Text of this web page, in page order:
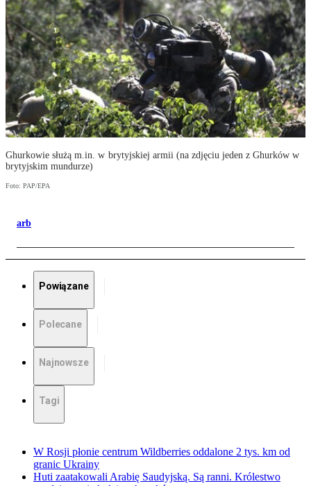
Ghurkowie służą m.in. w brytyjskiej armii (na zdjęciu jeden z Ghurków w
brytyjskim mundurze)
Foto: PAP/EPA
arb
Powiązane
Polecane
Najnowsze
Tagi
W Rosji płonie centrum Wildberries oddalone 2 tys. km od
granic Ukrainy
Huti zaatakowali Arabię Saudyjską. Są ranni. Królestwo